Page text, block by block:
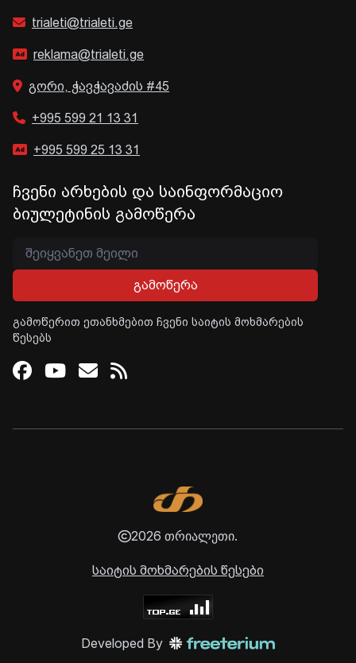
trialeti@trialeti.ge
reklama@trialeti.ge
გორი, ჭავჭავაძის #45
+995 599 21 13 31
+995 599 25 13 31
ჩვენი არხების და საინფორმაციო
ბიულეტინის გამოწერა
გამოწერა
გამოწერით ეთანხმებით ჩვენი საიტის მოხმარების
წესებს
Facebook
Youtube
Email
RSS
2026 თრიალეთი.
საიტის მოხმარების წესები
Developed By